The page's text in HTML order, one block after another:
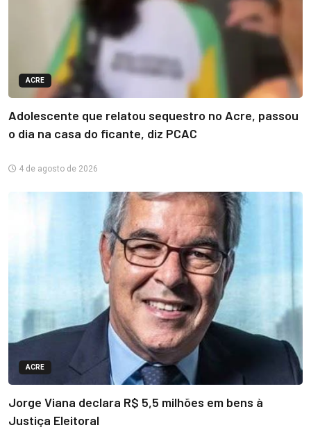
ACRE
Adolescente que relatou sequestro no Acre, passou
o dia na casa do ficante, diz PCAC
4 de agosto de 2026
ACRE
Jorge Viana declara R$ 5,5 milhões em bens à
Justiça Eleitoral